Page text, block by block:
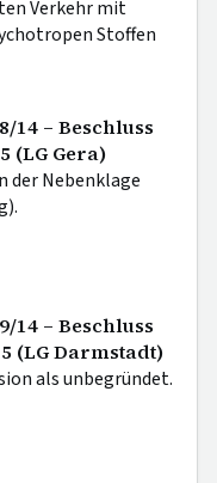
Verkehr mit
Stoffen
14 – Beschluss
(LG Gera)
der Nebenklage
14 – Beschluss
(LG Darmstadt)
als unbegründet.